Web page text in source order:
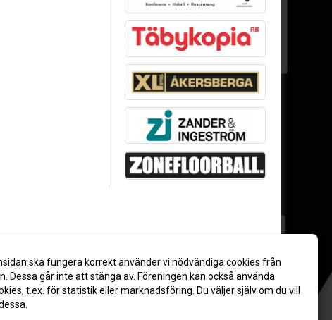
ska fungera korrekt använder vi nödvändiga cookies från
Dessa går inte att stänga av. Föreningen kan också använda
t.ex. för statistik eller marknadsföring. Du väljer själv om du vill